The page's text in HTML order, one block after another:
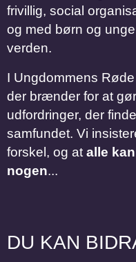
frivillig, social
og med børn og
verden.
I Ungdommens
der brænder for at
udfordringer, der
samfundet. Vi
forskel, og at alle
nogen...
DU KAN